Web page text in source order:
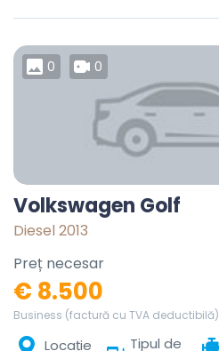
0 0
Volkswagen Golf
Diesel 2013
Preț necesar
€ 8.500
Business (factură cu TVA deductibilă)
Locație
Tipul de